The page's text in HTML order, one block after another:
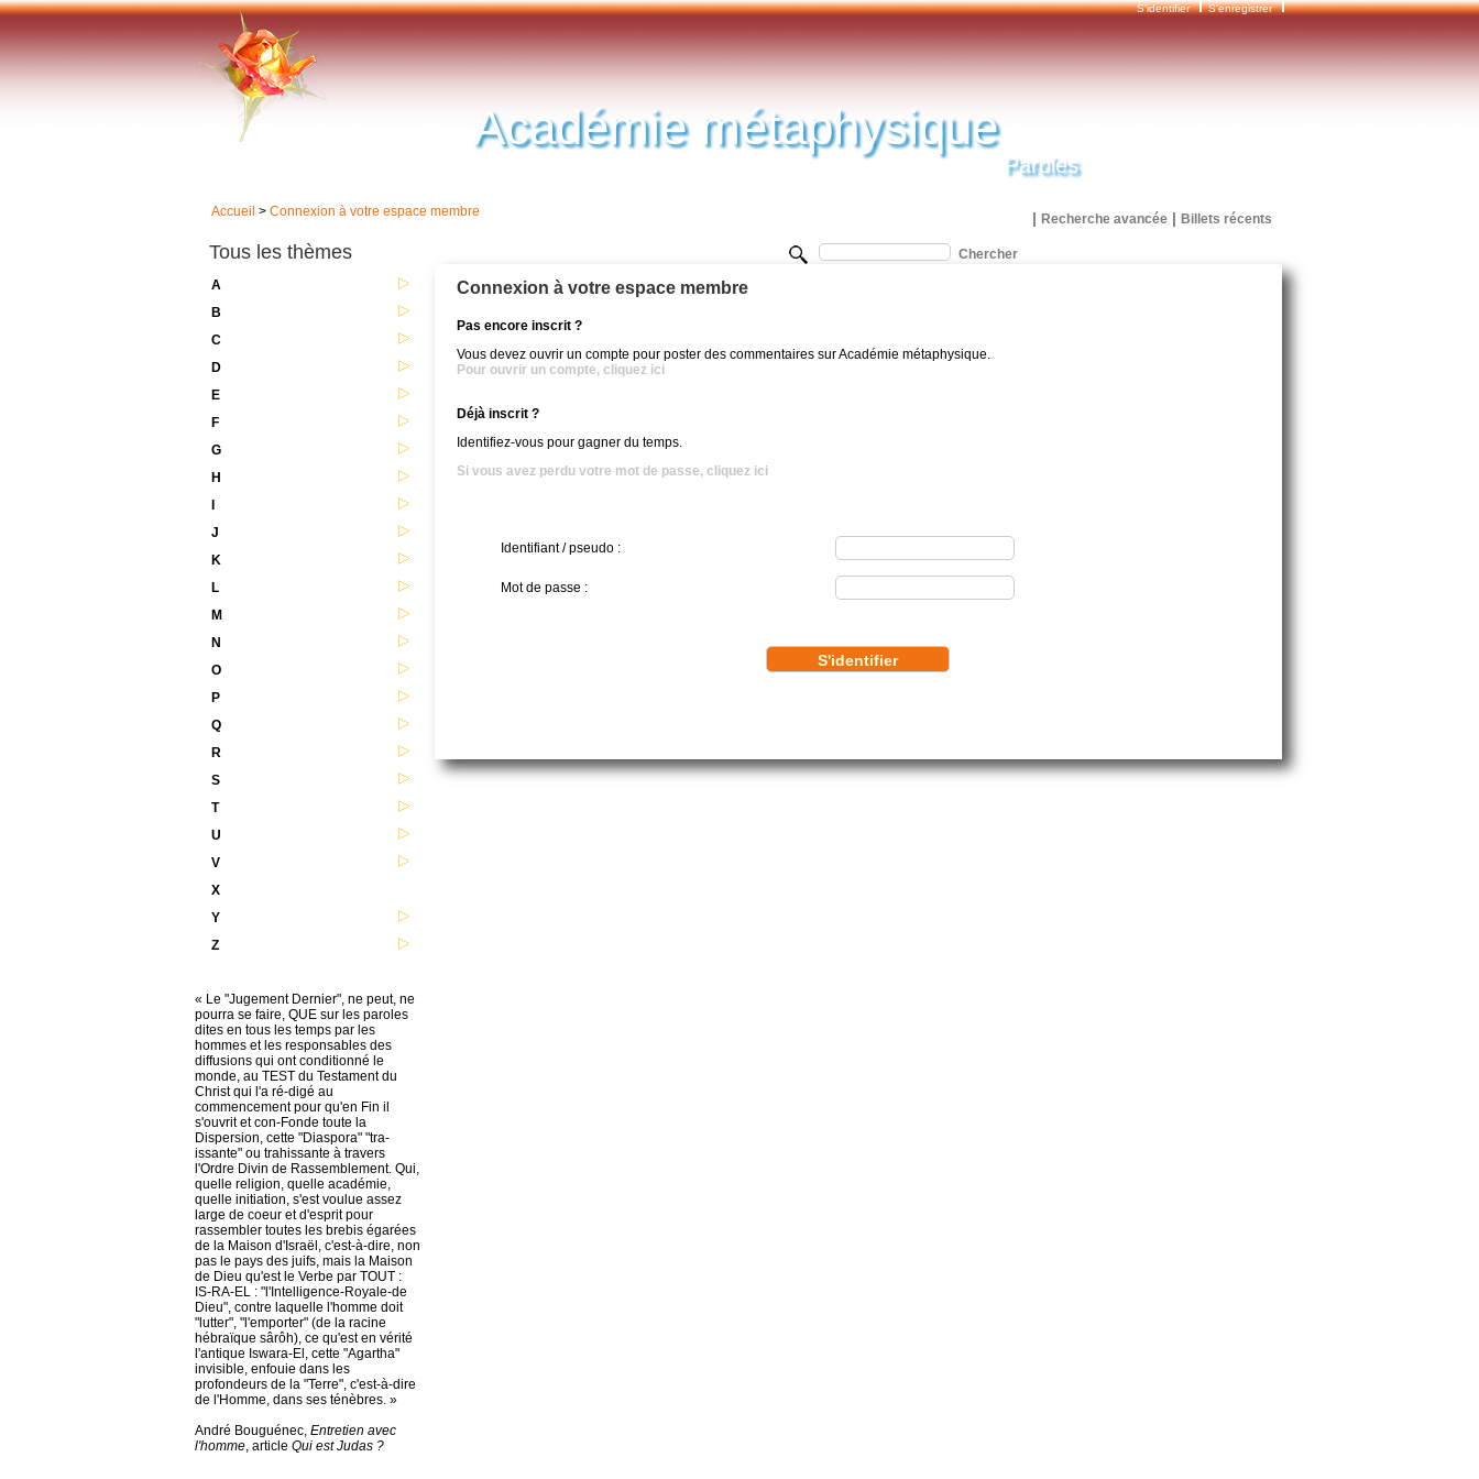
S'identifier S'enregistrer
| Recherche avancée| Billets récents
Académie métaphysique
Paroles
Accueil > Connexion à votre espace membre
Tous les thèmes
A
B
C
D
E
F
G
H
J
K
L
M
N
O
P
Q
R
S
T
U
V
X
Y
Z
« Le "Jugement Dernier", ne peut, ne
pourra se faire, QUE sur les paroles
dites en tous les temps par les
hommes et les responsables des
diffusions qui ont conditionné le
monde, au TEST du Testament du
Christ qui l'a ré-digé au
commencement pour qu'en Fin il
s'ouvrit et con-Fonde toute la
Dispersion, cette "Diaspora" "tra-
issante" ou trahissante à travers
l'Ordre Divin de Rassemblement. Qui,
quelle religion, quelle académie,
quelle initiation, s'est voulue assez
large de coeur et d'esprit pour
rassembler toutes les brebis égarées
de la Maison d'Israël, c'est-à-dire, non
pas le pays des juifs, mais la Maison
de Dieu qu'est le Verbe par TOUT :
IS-RA-EL : "l'Intelligence-Royale-de
Dieu", contre laquelle l'homme doit
"lutter", "l'emporter" (de la racine
hébraïque sârôh), ce qu'est en vérité
l'antique Iswara-El, cette "Agartha"
invisible, enfouie dans les
profondeurs de la "Terre", c'est-à-dire
de l'Homme, dans ses ténèbres. »
André Bouguénec, Entretien avec
l'homme, article Qui est Judas ?
Connexion à votre espace membre
Pas encore inscrit ?
Vous devez ouvrir un compte pour poster des commentaires sur Académie métaphysique.
Pour ouvrir un compte, cliquez ici
Déjà inscrit ?
Identifiez-vous pour gagner du temps.
Si vous avez perdu votre mot de passe, cliquez ici
Identifiant / pseudo :
Mot de passe :